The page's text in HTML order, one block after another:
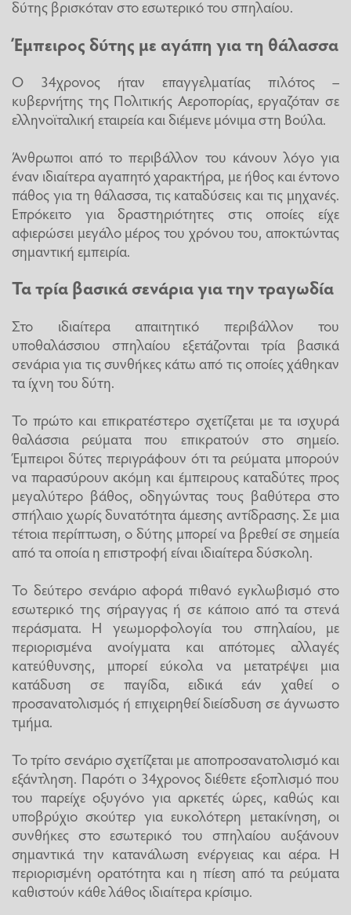
δύτης βρισκόταν στο εσωτερικό του σπηλαίου.
Έμπειρος δύτης με αγάπη για τη θάλασσα
Ο 34χρονος ήταν επαγγελματίας πιλότος –
κυβερνήτης της Πολιτικής Αεροπορίας, εργαζόταν σε
ελληνοϊταλική εταιρεία και διέμενε μόνιμα στη Βούλα.
Άνθρωποι από το περιβάλλον του κάνουν λόγο για
έναν ιδιαίτερα αγαπητό χαρακτήρα, με ήθος και έντονο
πάθος για τη θάλασσα, τις καταδύσεις και τις μηχανές.
Επρόκειτο για δραστηριότητες στις οποίες είχε
αφιερώσει μεγάλο μέρος του χρόνου του, αποκτώντας
σημαντική εμπειρία.
Τα τρία βασικά σενάρια για την τραγωδία
Στο ιδιαίτερα απαιτητικό περιβάλλον του
υποθαλάσσιου σπηλαίου εξετάζονται τρία βασικά
σενάρια για τις συνθήκες κάτω από τις οποίες χάθηκαν
τα ίχνη του δύτη.
Το πρώτο και επικρατέστερο σχετίζεται με τα ισχυρά
θαλάσσια ρεύματα που επικρατούν στο σημείο.
Έμπειροι δύτες περιγράφουν ότι τα ρεύματα μπορούν
να παρασύρουν ακόμη και έμπειρους καταδύτες προς
μεγαλύτερο βάθος, οδηγώντας τους βαθύτερα στο
σπήλαιο χωρίς δυνατότητα άμεσης αντίδρασης. Σε μια
τέτοια περίπτωση, ο δύτης μπορεί να βρεθεί σε σημεία
από τα οποία η επιστροφή είναι ιδιαίτερα δύσκολη.
Το δεύτερο σενάριο αφορά πιθανό εγκλωβισμό στο
εσωτερικό της σήραγγας ή σε κάποιο από τα στενά
περάσματα. Η γεωμορφολογία του σπηλαίου, με
περιορισμένα ανοίγματα και απότομες αλλαγές
κατεύθυνσης, μπορεί εύκολα να μετατρέψει μια
κατάδυση σε παγίδα, ειδικά εάν χαθεί ο
προσανατολισμός ή επιχειρηθεί διείσδυση σε άγνωστο
τμήμα.
Το τρίτο σενάριο σχετίζεται με αποπροσανατολισμό και
εξάντληση. Παρότι ο 34χρονος διέθετε εξοπλισμό που
του παρείχε οξυγόνο για αρκετές ώρες, καθώς και
υποβρύχιο σκούτερ για ευκολότερη μετακίνηση, οι
συνθήκες στο εσωτερικό του σπηλαίου αυξάνουν
σημαντικά την κατανάλωση ενέργειας και αέρα. Η
περιορισμένη ορατότητα και η πίεση από τα ρεύματα
καθιστούν κάθε λάθος ιδιαίτερα κρίσιμο.